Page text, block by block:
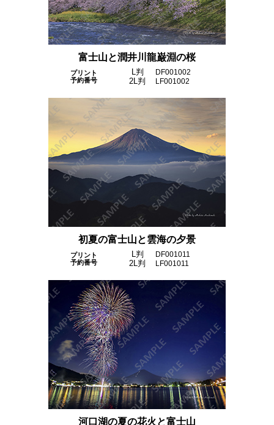
富士山と潤井川龍巌淵の桜
プリント
予約番号
L判 DF001002
2L判 LF001002
初夏の富士山と雲海の夕景
プリント
予約番号
L判 DF001011
2L判 LF001011
河口湖の夏の花火と富士山